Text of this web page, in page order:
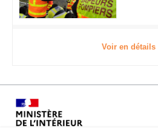
Voir en détails